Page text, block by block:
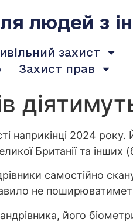
людей з
захист
Захист прав
наприкінці 2024
Британії та
самостійно
не
його